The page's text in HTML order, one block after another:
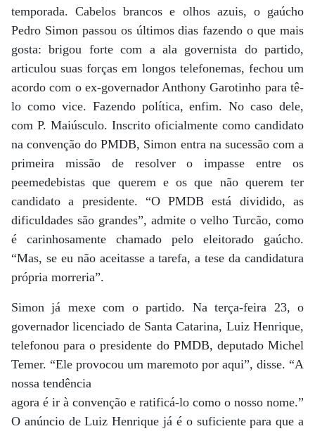
temporada. Cabelos brancos e olhos azuis, o gaúcho
Pedro Simon passou os últimos dias fazendo o que mais
gosta: brigou forte com a ala governista do partido,
articulou suas forças em longos telefonemas, fechou um
acordo com o ex-governador Anthony Garotinho para tê-
lo como vice. Fazendo política, enfim. No caso dele,
com P. Maiúsculo. Inscrito oficialmente como candidato
na convenção do PMDB, Simon entra na sucessão com a
primeira missão de resolver o impasse entre os
peemedebistas que querem e os que não querem ter
candidato a presidente. “O PMDB está dividido, as
dificuldades são grandes”, admite o velho Turcão, como
é carinhosamente chamado pelo eleitorado gaúcho.
“Mas, se eu não aceitasse a tarefa, a tese da candidatura
própria morreria”.
Simon já mexe com o partido. Na terça-feira 23, o
governador licenciado de Santa Catarina, Luiz Henrique,
telefonou para o presidente do PMDB, deputado Michel
Temer. “Ele provocou um maremoto por aqui”, disse. “A
nossa tendência
agora é ir à convenção e ratificá-lo como o nosso nome.”
O anúncio de Luiz Henrique já é o suficiente para que a